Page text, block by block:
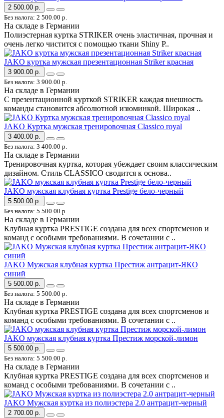
2 500.00 р.
Без налога: 2 500.00 р.
На складе в Германии
Полиэстерная куртка STRIKER очень эластичная, прочная и
очень легко чистится с помощью ткани Shiny P..
JAKO куртка мужская презентационная Striker красная
3 900.00 р.
Без налога: 3 900.00 р.
На складе в Германии
С презентационной курткой STRIKER каждая внешность
команды становится абсолютной изюминкой. Широкая ..
JAKO Куртка мужская тренировочная Classico royal
3 400.00 р.
Без налога: 3 400.00 р.
На складе в Германии
Тренировочная куртка, которая убеждает своим классическим
дизайном. Стиль CLASSICO сводится к основа..
JAKO мужская клубная куртка Prestige бело-черный
5 500.00 р.
Без налога: 5 500.00 р.
На складе в Германии
Клубная куртка PRESTIGE создана для всех спортсменов и
команд с особыми требованиями. В сочетании с ..
JAKO Мужская клубная куртка Престиж антрацит-ЯКО
синий
5 500.00 р.
Без налога: 5 500.00 р.
На складе в Германии
Клубная куртка PRESTIGE создана для всех спортсменов и
команд с особыми требованиями. В сочетании с ..
JAKO мужская клубная куртка Престиж морской-лимон
5 500.00 р.
Без налога: 5 500.00 р.
На складе в Германии
Клубная куртка PRESTIGE создана для всех спортсменов и
команд с особыми требованиями. В сочетании с ..
JAKO Мужская куртка из полиэстера 2.0 антрацит-черный
2 700.00 р.